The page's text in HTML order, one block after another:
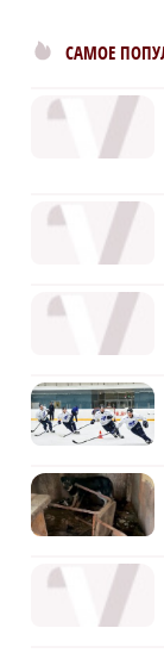
САМОЕ